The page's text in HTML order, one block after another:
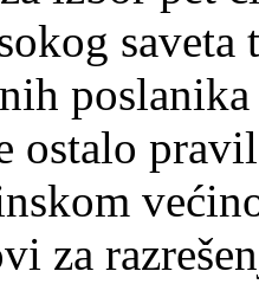
ostalo
za